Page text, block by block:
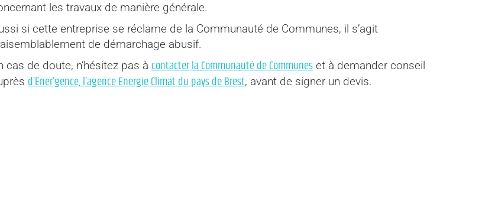
les travaux de manière générale.
si cette entreprise se réclame de la Communauté de Communes, il s’agit
de démarchage abusif.
cas de doute, n’hésitez pas à contacter la Communauté de Communes et à demander conseil
d’Ener’gence, l’agence Energie Climat du pays de Brest, avant de signer un devis.